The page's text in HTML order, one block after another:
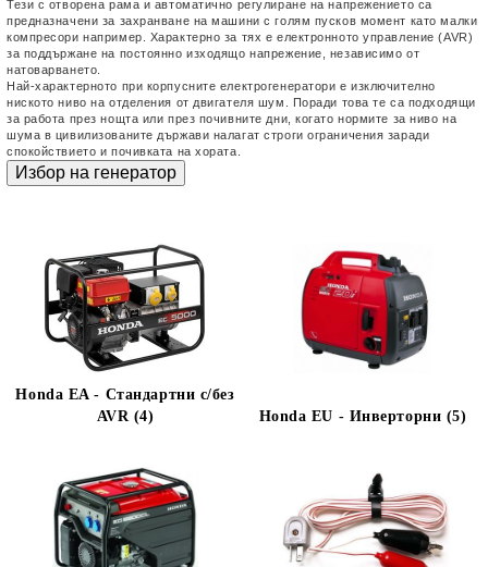
Тези с отворена рама и автоматично регулиране на напрежението са
предназначени за захранване на машини с голям пусков момент като малки
компресори например. Характерно за тях е електронното управление (AVR)
за поддържане на постоянно изходящо напрежение, независимо от
натоварването.
Най-характерното при корпусните електрогенератори е изключително
ниското ниво на отделения от двигателя шум. Поради това те са подходящи
за работа през нощта или през почивните дни, когато нормите за ниво на
шума в цивилизованите държави налагат строги ограничения заради
спокойствието и почивката на хората.
Honda EA - Стандартни с/без
AVR (4)
Honda EU - Инверторни (5)